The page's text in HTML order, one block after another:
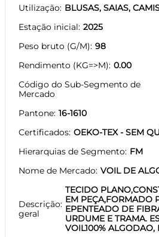
Utilização BLUSAS, SAIAS,
Estação inicial 2025
Peso bruto (G/M) 98
Rendimento (KG=>M) 0.00
Código do Sub-Segmento de
Mercado
Pantone 16-1610
Certificados OEKO-TEX - SEM
Hierarquias de Segmento FM
Nome de Mercado VOIL DE
Descrição
geral
TECIDO
EM PEÇA,FORMADO
EPENTEADO DE
URDUME E TRAMA.
VOIL100% ALGODAO,